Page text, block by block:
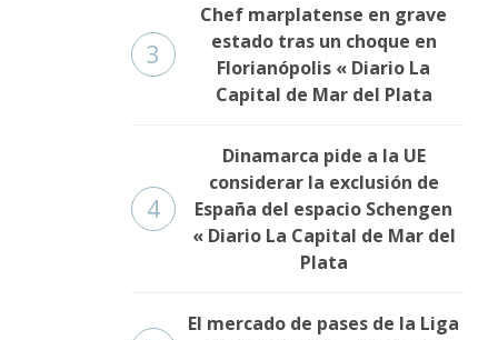
3
Chef marplatense en grave
estado tras un choque en
Florianópolis « Diario La
Capital de Mar del Plata
4
Dinamarca pide a la UE
considerar la exclusión de
España del espacio Schengen
« Diario La Capital de Mar del
Plata
El mercado de pases de la Liga